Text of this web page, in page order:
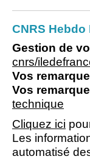
CNRS
Gestion de
cnrs/
Vos
Vos
technique
Cliquez ici
Les
automatisé